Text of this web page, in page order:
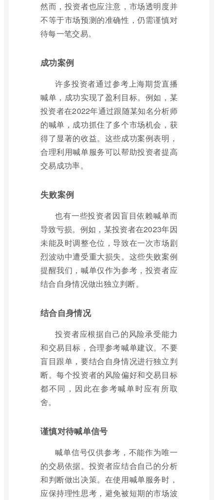
然而，投资者也应注意，市场透明度并
不等于市场预测的准确性，仍需谨慎对
待每一笔交易。
成功案例
许多投资者通过参考上海期货直播
喊单，成功实现了盈利目标。例如，某
投资者在2022年通过跟随某知名分析师
的喊单，成功抓住了多个市场机会，获
得了显著的收益。这些成功案例表明，
合理利用喊单服务可以帮助投资者提高
交易成功率。
失败案例
也有一些投资者因盲目依赖喊单而
导致亏损。例如，某投资者在2023年因
未能及时调整仓位，导致在一次市场剧
烈波动中遭受重大损失。这些失败案例
提醒我们，喊单仅作为参考，投资者应
结合自身情况做出独立判断。
结合自身情况
投资者应根据自己的风险承受能力
和交易目标，合理参考喊单建议。不要
盲目跟单，要结合自身情况进行独立判
断。每个投资者的风险偏好和交易目标
都不同，因此在参考喊单时应有所取
舍。
谨慎对待喊单信号
喊单信号仅供参考，不能作为唯一
的交易依据。投资者应结合自己的分析
和判断做出决策。在使用喊单服务时，
应保持理性思考，避免被短期的市场波